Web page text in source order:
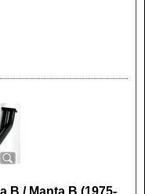
B / Manta B (1975-